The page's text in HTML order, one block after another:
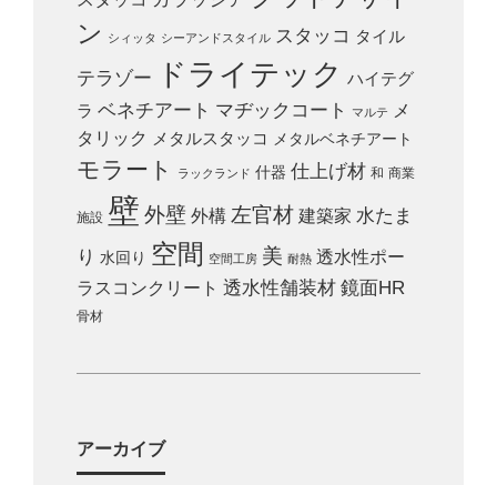
ン
シィッタ シーアンドスタイル スタッコ タイル
テラゾー ドライテック ハイテグ
ラ ベネチアート マヂックコート マルテ
メ
タリック
メタルスタッコ メタルベネチアート
モラート ラックランド 什器 仕上げ材 和 商業
施設 壁 外壁 外構 左官材 建築家 水たま
り 水回り 空間 空間工房 美 耐熱 透水性ポー
ラスコンクリート 透水性舗装材 鏡面HR
骨材
アーカイブ